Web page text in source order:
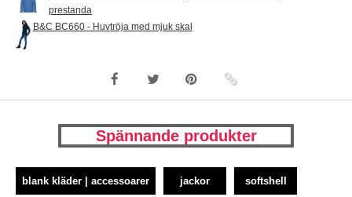
prestanda
B&C BC660 - Huvtröja med mjuk skal
Spännande produkter
blank kläder | accessoarer jackor softshell